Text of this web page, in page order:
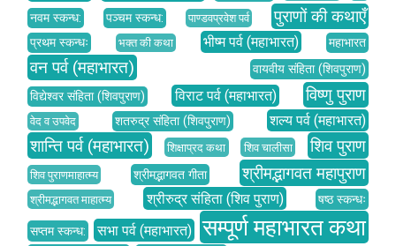
नवम स्कन्ध: पञ्चम स्कन्ध: पाण्डवप्रवेश पर्व पुराणों की कथाएँ
प्रथम स्कन्धः भक्त की कथा भीष्म पर्व (महाभारत) महाभारत
वन पर्व (महाभारत)
वायवीय संहिता (शिवपुराण)
विद्येश्वर संहिता (शिवपुराण)
विराट पर्व (महाभारत) विष्णु पुराण
वेद व उपवेद शतरुद्र संहिता (शिवपुराण) शल्य पर्व (महाभारत)
शान्ति पर्व (महाभारत) शिक्षाप्रद कथा शिव चालीसा शिव पुराण
शिव पुराणमाहात्म्य श्रीमद्भागवत गीता श्रीमद्भागवत महापुराण
श्रीमद्भागवत माहात्म्य श्रीरुद्र संहिता (शिव पुराण) षष्ठ स्कन्धः
सप्तम स्कन्ध: सभा पर्व (महाभारत) सम्पूर्ण महाभारत कथा